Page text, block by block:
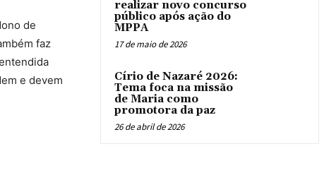
de
faz
e devem
realizar novo concurso
público após ação do
MPPA
17 de maio de 2026
Círio de Nazaré 2026:
Tema foca na missão
de Maria como
promotora da paz
26 de abril de 2026